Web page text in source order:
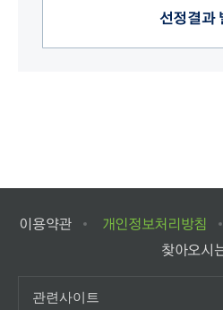
선정결과
이용약관 개인정보처리방침
찾아오시
관련사이트